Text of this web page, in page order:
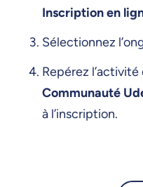
Inscription en
Sélectionnez
Repérez
Communauté
à l’inscription.